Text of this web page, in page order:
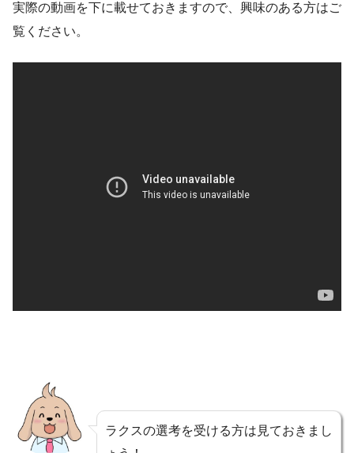
実際の動画を下に載せておきますので、興味のある方はご
覧ください。
ラクスの選考を受ける方は見ておきまし